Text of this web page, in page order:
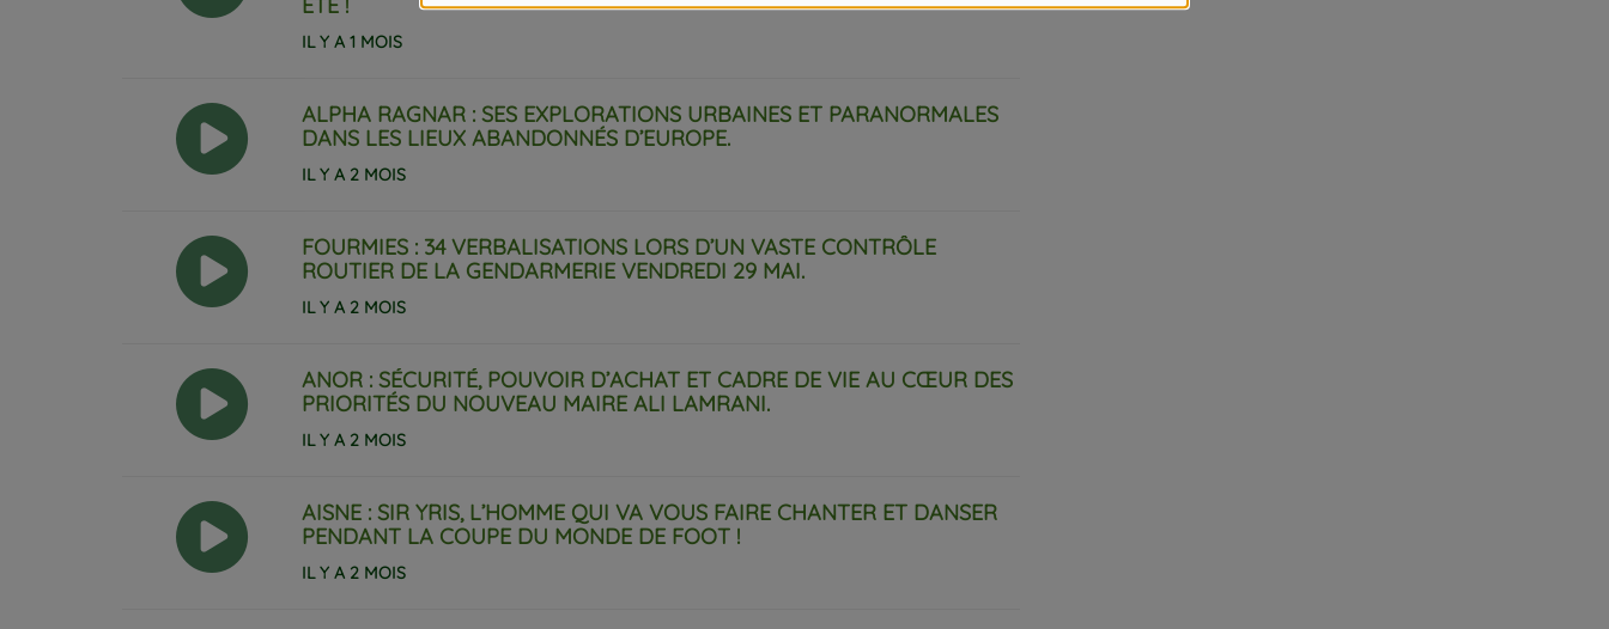
IL Y A 1 MOIS
ALPHA RAGNAR : SES EXPLORATIONS URBAINES ET PARANORMALES
DANS LES LIEUX ABANDONNÉS D’EUROPE.
IL Y A 2 MOIS
FOURMIES : 34 VERBALISATIONS LORS D’UN VASTE CONTRÔLE
ROUTIER DE LA GENDARMERIE VENDREDI 29 MAI.
IL Y A 2 MOIS
ANOR : SÉCURITÉ, POUVOIR D’ACHAT ET CADRE DE VIE AU CŒUR DES
PRIORITÉS DU NOUVEAU MAIRE ALI LAMRANI.
IL Y A 2 MOIS
AISNE : SIR YRIS, L’HOMME QUI VA VOUS FAIRE CHANTER ET DANSER
PENDANT LA COUPE DU MONDE DE FOOT !
IL Y A 2 MOIS